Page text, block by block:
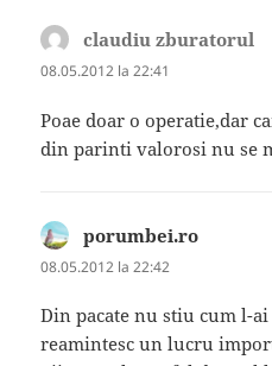
claudiu zburatorul
08.05.2012 la 22:41
Poae doar o operatie,dar
din parinti valorosi nu se
porumbei.ro
08.05.2012 la 22:42
Din pacate nu stiu cum l-
reamintesc un lucru